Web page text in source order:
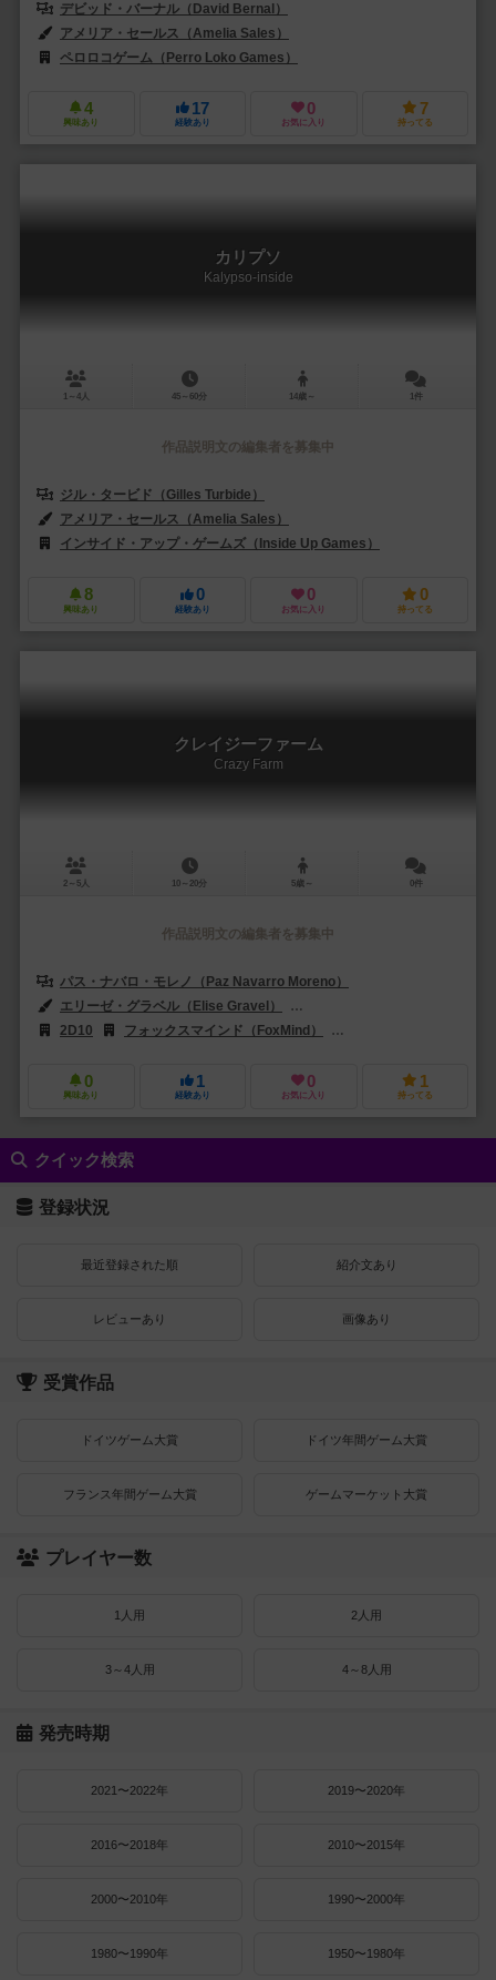
デビッド・バーナル（David Bernal）
アメリア・セールス（Amelia Sales）
ペロロコゲーム（Perro Loko Games）
4
興味あり
17
経験あり
0
お気に入り
7
持ってる
カリプソ
Kalypso-inside
1～4人 45～60分 14歳～ 1件
作品説明文の編集者を募集中
ジル・タービド（Gilles Turbide）
アメリア・セールス（Amelia Sales）
インサイド・アップ・ゲームズ（Inside Up Games）
8
興味あり
0
経験あり
0
お気に入り
0
持ってる
クレイジーファーム
Crazy Farm
2～5人 10～20分 5歳～ 0件
作品説明文の編集者を募集中
パス・ナバロ・モレノ（Paz Navarro Moreno）
エリーゼ・グラベル（Elise Gravel）
2D10
フォックスマインド（FoxMind）
0
興味あり
1
経験あり
0
お気に入り
1
持ってる
クイック検索
登録状況
最近登録された順 紹介文あり
レビューあり 画像あり
受賞作品
ドイツゲーム大賞 ドイツ年間ゲーム大賞
フランス年間ゲーム大賞 ゲームマーケット大賞
プレイヤー数
1人用 2人用
3～4人用 4～8人用
発売時期
2021〜2022年 2019〜2020年
2016〜2018年 2010〜2015年
2000〜2010年 1990〜2000年
1980〜1990年 1950〜1980年